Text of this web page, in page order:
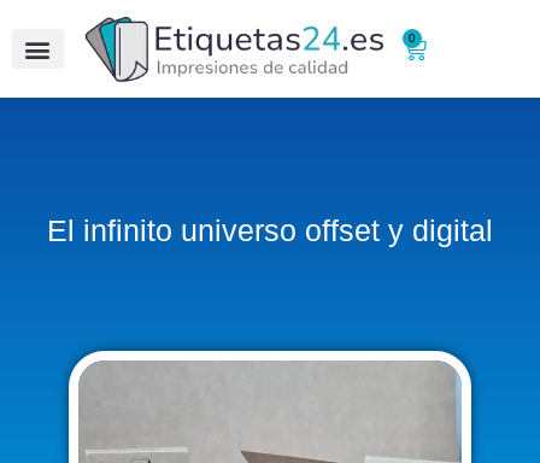
0
El infinito universo offset y digital